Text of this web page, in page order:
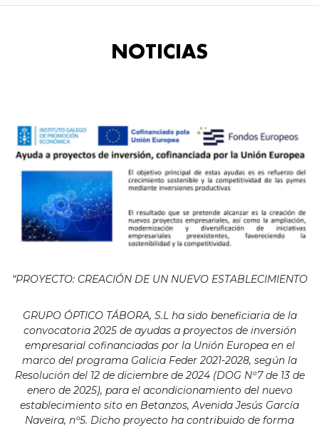
NOTICIAS
“PROYECTO: CREACIÓN DE UN NUEVO ESTABLECIMIENTO
GRUPO ÓPTICO TÁBORA, S.L ha sido beneficiaria de la
convocatoria 2025 de ayudas a proyectos de inversión
empresarial cofinanciadas por la Unión Europea en el
marco del programa Galicia Feder 2021-2028, según la
Resolución del 12 de diciembre de 2024 (DOG Nº7 de 13 de
enero de 2025), para el acondicionamiento del nuevo
establecimiento sito en Betanzos, Avenida Jesús García
Naveira, nº5. Dicho proyecto ha contribuido de forma